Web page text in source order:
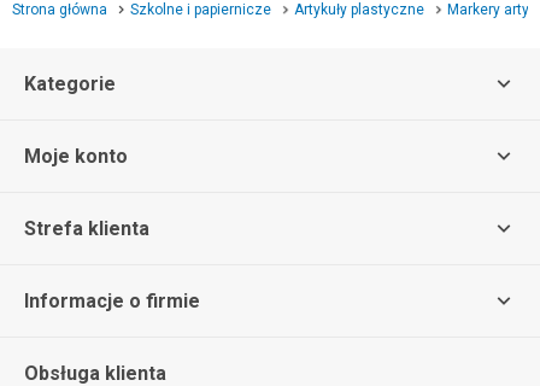
Strona główna Szkolne i papiernicze Artykuły plastyczne Markery
Kategorie
Moje konto
Strefa klienta
Informacje o firmie
Obsługa klienta